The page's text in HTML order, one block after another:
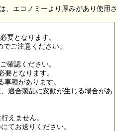
、エコノミーより厚みがあり使用さ
要となります。
ご注意ください。
確認ください。
となります。
種があります。
適合製品に変動が生じる場合があ
えません。
てお送りください。